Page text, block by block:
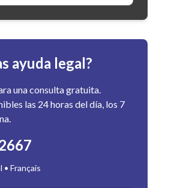
ayuda legal?
una consulta gratuita.
las 24 horas del día, los 7
• Français